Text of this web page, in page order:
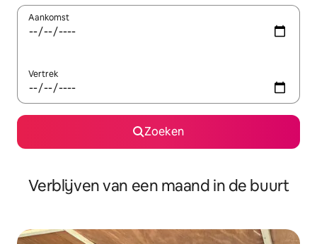
Aankomst
Vertrek
Zoeken
Verblijven van een maand in de buurt